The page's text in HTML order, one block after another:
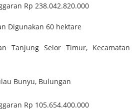
Rp 238.042.820.000
Digunakan 60 hektare
Tanjung Selor Timur, Kecamatan
Bunyu, Bulungan
Rp 105.654.400.000